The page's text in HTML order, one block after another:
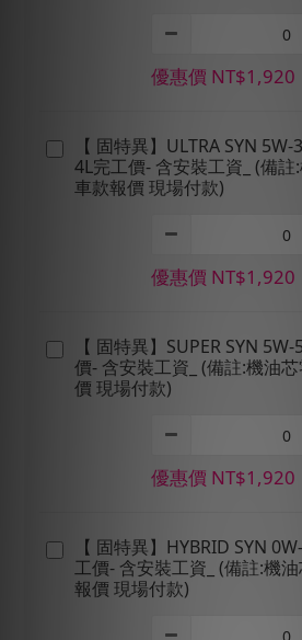
優惠價 NT$1,920
【 固特異】ULTRA SYN
4L完工價- 含安裝工資_ (備
車款報價 現場付款)
優惠價 NT$1,920
【 固特異】SUPER SYN
價- 含安裝工資_ (備註:機油
價 現場付款)
優惠價 NT$1,920
【 固特異】HYBRID SYN
工價- 含安裝工資_ (備註:機
報價 現場付款)